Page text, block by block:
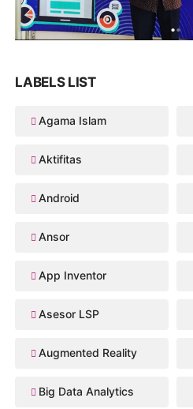
LABELS LIST
Agama Islam
Aktifitas
Android
Ansor
App Inventor
Asesor LSP
Augmented Reality
Big Data Analytics